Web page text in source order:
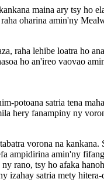
maina ary tsy ho
oharina amin'ny
raha lehibe loatra ho
ho an'ireo vaovao
potoana satria tena
hery fanampiny ny
vorona na
ampidirina amin'ny
rano, tsy ho afaka
izahay satria mety